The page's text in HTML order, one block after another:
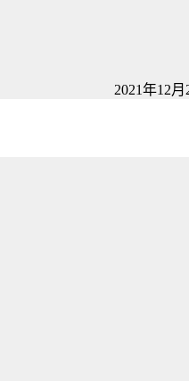
2021年12月